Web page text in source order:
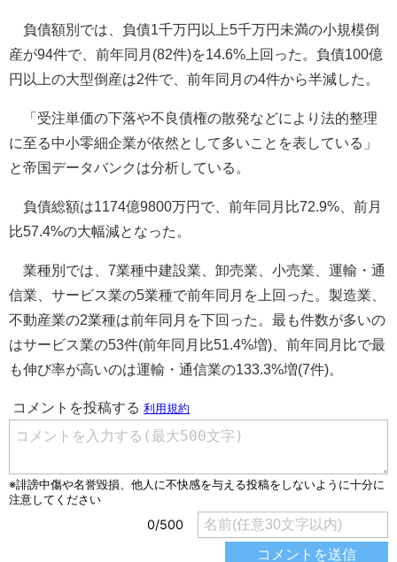
負債額別では、負債1千万円以上5千万円未満の小規模倒
産が94件で、前年同月(82件)を14.6%上回った。負債100億
円以上の大型倒産は2件で、前年同月の4件から半減した。
「受注単価の下落や不良債権の散発などにより法的整理
に至る中小零細企業が依然として多いことを表している」
と帝国データバンクは分析している。
負債総額は1174億9800万円で、前年同月比72.9%、前月
比57.4%の大幅減となった。
業種別では、7業種中建設業、卸売業、小売業、運輸・通
信業、サービス業の5業種で前年同月を上回った。製造業、
不動産業の2業種は前年同月を下回った。最も件数が多いの
はサービス業の53件(前年同月比51.4%増)、前年同月比で最
も伸び率が高いのは運輸・通信業の133.3%増(7件)。